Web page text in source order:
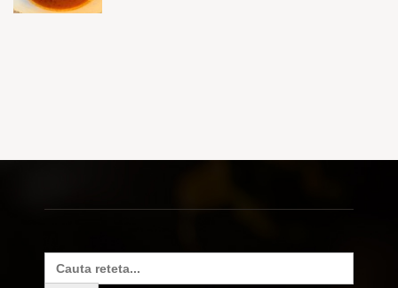
Search
for: